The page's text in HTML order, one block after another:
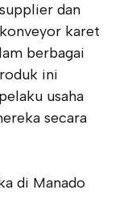
dan
karet
berbagai
ini
usaha
secara
di Manado